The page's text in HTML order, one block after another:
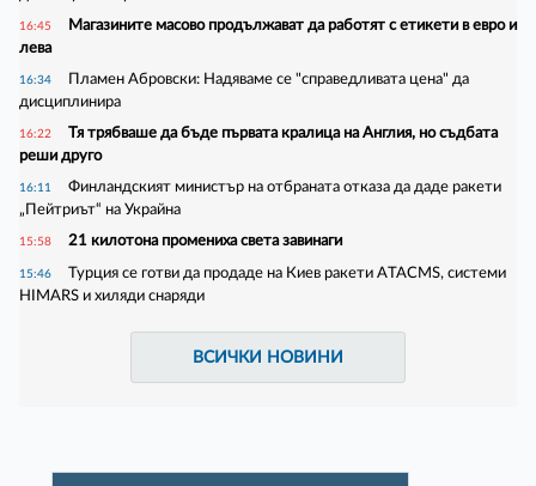
16:45
Магазините масово продължават да работят с етикети в евро и
лева
16:34
Пламен Абровски: Надяваме се "справедливата цена" да
дисциплинира
16:22
Тя трябваше да бъде първата кралица на Англия, но съдбата
реши друго
16:11
Финландският министър на отбраната отказа да даде ракети
„Пейтриът“ на Украйна
15:58 21 килотона промениха света завинаги
15:46
Турция се готви да продаде на Киев ракети ATACMS, системи
HIMARS и хиляди снаряди
ВСИЧКИ НОВИНИ